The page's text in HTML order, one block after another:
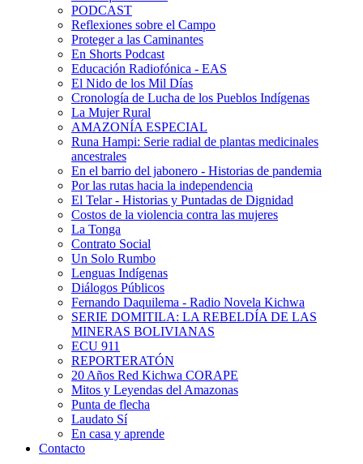
PODCAST
Reflexiones sobre el Campo
Proteger a las Caminantes
En Shorts Podcast
Educación Radiofónica - EAS
El Nido de los Mil Días
Cronología de Lucha de los Pueblos Indígenas
La Mujer Rural
AMAZONÍA ESPECIAL
Runa Hampi: Serie radial de plantas medicinales
ancestrales
En el barrio del jabonero - Historias de pandemia
Por las rutas hacia la independencia
El Telar - Historias y Puntadas de Dignidad
Costos de la violencia contra las mujeres
La Tonga
Contrato Social
Un Solo Rumbo
Lenguas Indígenas
Diálogos Públicos
Fernando Daquilema - Radio Novela Kichwa
SERIE DOMITILA: LA REBELDÍA DE LAS
MINERAS BOLIVIANAS
ECU 911
REPORTERATÓN
20 Años Red Kichwa CORAPE
Mitos y Leyendas del Amazonas
Punta de flecha
Laudato Sí
En casa y aprende
Contacto